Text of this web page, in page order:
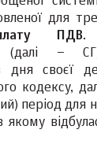
для
ПДВ.
(далі –
дня своєї
кодексу,
період для
якому